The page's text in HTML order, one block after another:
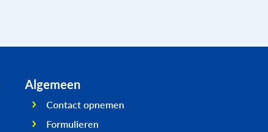
Algemeen
Contact opnemen
Formulieren